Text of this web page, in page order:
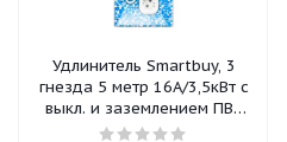
Удлинитель Smartbuy, 3
гнезда 5 метр 16А/3,5кВт с
выкл. и заземлением ПВС
3х1,0 (SBE-16-3-05-ZS)